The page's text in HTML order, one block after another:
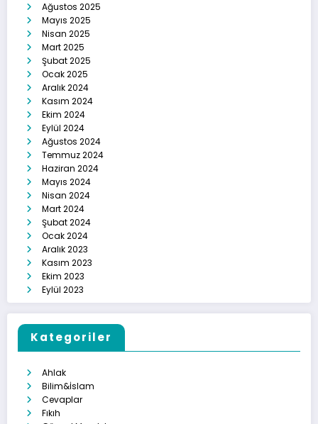
Ağustos 2025
Mayıs 2025
Nisan 2025
Mart 2025
Şubat 2025
Ocak 2025
Aralık 2024
Kasım 2024
Ekim 2024
Eylül 2024
Ağustos 2024
Temmuz 2024
Haziran 2024
Mayıs 2024
Nisan 2024
Mart 2024
Şubat 2024
Ocak 2024
Aralık 2023
Kasım 2023
Ekim 2023
Eylül 2023
Kategoriler
Ahlak
Bilim&İslam
Cevaplar
Fıkıh